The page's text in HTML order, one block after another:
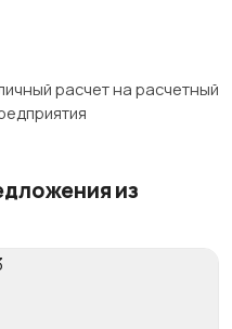
расчет на расчетный
из